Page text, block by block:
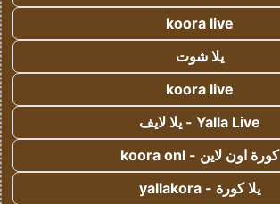
koora live
يلا شوت
koora live
Yalla Live - يلا لايف
كورة اون لاين - koora onl
يلا كورة - yallakora